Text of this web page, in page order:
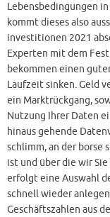
Lebensbedingungen
kommt dieses also
investitionen 2021
Experten mit dem
bekommen einen
Laufzeit sinken. Geld
ein Marktrückgang,
Nutzung Ihrer Daten
hinaus gehende
schlimm, an der borse
ist und über die wir
erfolgt eine Auswahl
schnell wieder
Geschäftszahlen aus